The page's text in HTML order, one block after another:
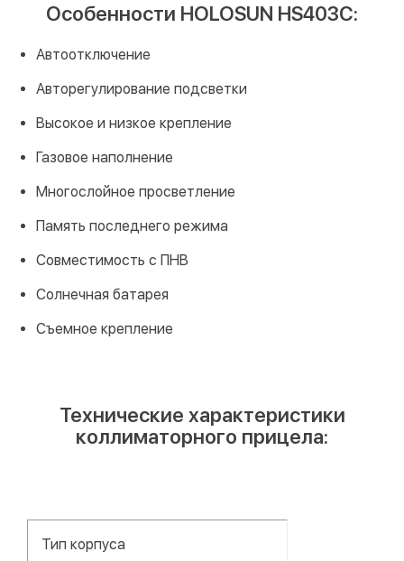
Особенности HOLOSUN HS403C:
Автоотключение
Авторегулирование подсветки
Высокое и низкое крепление
Газовое наполнение
Многослойное просветление
Память последнего режима
Совместимость с ПНВ
Солнечная батарея
Съемное крепление
Технические характеристики
коллиматорного прицела:
Тип корпуса